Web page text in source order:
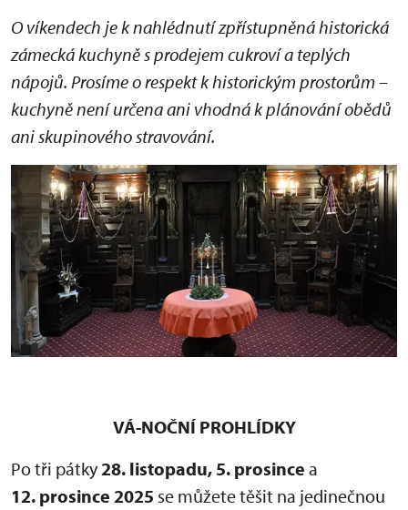
O víkendech je k nahlédnutí zpřístupněná historická
zámecká kuchyně s prodejem cukroví a teplých
nápojů. Prosíme o respekt k historickým prostorům –
kuchyně není určena ani vhodná k plánování obědů
ani skupinového stravování.
VÁ-NOČNÍ PROHLÍDKY
Po tři pátky 28. listopadu, 5. prosince a
12. prosince 2025 se můžete těšit na jedinečnou